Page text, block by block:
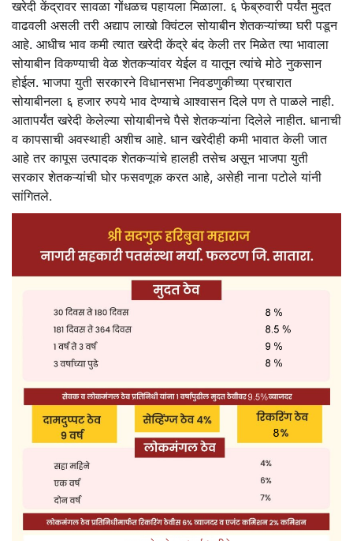
खरेदी केंद्रावर सावळा गोंधळच पहायला मिळाला. ६ फेब्रुवारी पर्यंत मुदत
वाढवली असली तरी अद्याप लाखो क्विंटल सोयाबीन शेतकऱ्यांच्या घरी पडून
आहे. आधीच भाव कमी त्यात खरेदी केंद्रे बंद केली तर मिळेत त्या भावाला
सोयाबीन विकण्याची वेळ शेतकऱ्यांवर येईल व यातून त्यांचे मोठे नुकसान
होईल. भाजपा युती सरकारने विधानसभा निवडणुकीच्या प्रचारात
सोयाबीनला ६ हजार रुपये भाव देण्याचे आश्वासन दिले पण ते पाळले नाही.
आतापर्यंत खरेदी केलेल्या सोयाबीनचे पैसे शेतकऱ्यांना दिलेले नाहीत. धानाची
व कापसाची अवस्थाही अशीच आहे. धान खरेदीही कमी भावात केली जात
आहे तर कापूस उत्पादक शेतकऱ्यांचे हालही तसेच असून भाजपा युती
सरकार शेतकऱ्यांची घोर फसवणूक करत आहे, असेही नाना पटोले यांनी
सांगितले.